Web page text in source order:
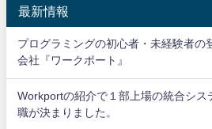
最新情報
プログラミングの初心者・未経験者の
会社『ワークポート』
Workportの紹介で１部上場の統合シス
職が決まりました。